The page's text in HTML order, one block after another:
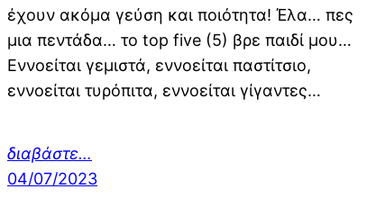
έχουν ακόμα γεύση και ποιότητα! Έλα… πες
μια πεντάδα… το top five (5) βρε παιδί μου…
Eννοείται γεμιστά, εννοείται παστίτσιο,
εννοείται τυρόπιτα, εννοείται γίγαντες…
διαβάστε…
04/07/2023